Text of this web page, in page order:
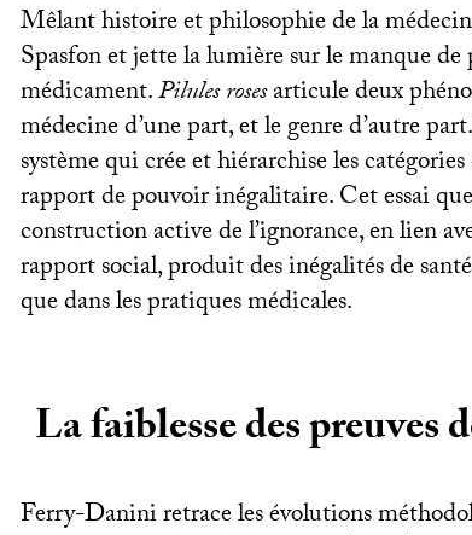
Mêlant histoire et philosophie de la
Spasfon et jette la lumière sur le manque
médicament.Pilules rosesarticule deux
médecine d’une part, et le genre d’autre
système qui crée et hiérarchise les catégories
rapport de pouvoir inégalitaire. Cet essai
construction active de l’ignorance, en lien
rapport social, produit des inégalités de
que dans les pratiques médicales.
La faiblesse des preuves
Ferry-Danini retrace les évolutions